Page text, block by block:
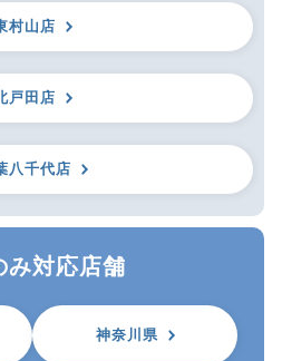
村山店
戸田店
八千代店
み対応店舗
神奈川県